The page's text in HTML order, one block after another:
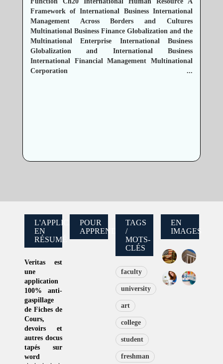
Framework of International Business International
Management Across Borders and Cultures
Multinational Business Finance Globalization and the
Multinational Enterprise
International Business
Globalization and International Business
International Financial Management Multinational
Corporation ...
L'APPLICATION
EN
RÉSUMÉ
Veritasest
une
application
100% anti-
gaspillage
de Fiches de
Cours,
devoirs et
autres docus
tapés sur
word
POUR
APPRENDRE
TAGS
/
MOTS-
CLÉS
faculty
university
art
college
student
freshman
EN
IMAGES